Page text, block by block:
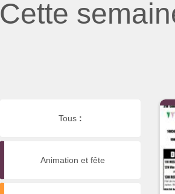
Cette
Tous :
Animation et fête